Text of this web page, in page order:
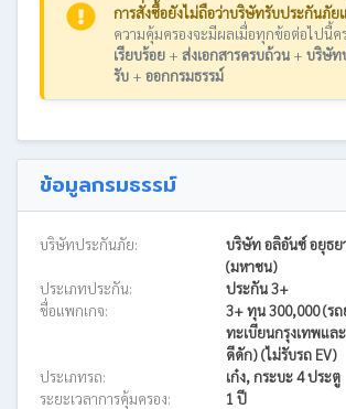
การสั่งซื้อยังไม่ถือว่าบริษัทรับประกันภัย
ความคุ้มครองจะมีผลเมื่อทุกข้อต่อไปนี้ค
เรียบร้อย+ ส่งเอกสารครบถ้วน+ บริษัท
รับ+ ออกกรมธรรม์
ข้อมูลกรมธรรม์
บริษัทประกันภัย:
บริษัท อลิอันซ์ อยุธ
(มหาชน)
ประเภทประกัน:
ประกัน 3+
ชื่อแพกเกจ:
3+ ทุน 300,000 (ร
ทะเบียนกรุงเทพแ
ดีดัก) (ไม่รับรถ EV)
ประเภทรถ:
เก๋ง, กระบะ 4 ประตู
ระยะเวลาการคุ้มครอง:
1 ปี